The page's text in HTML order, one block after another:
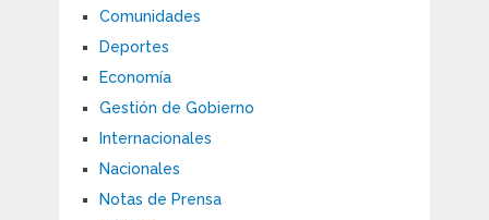
Comunidades
Deportes
Economía
Gestión de Gobierno
Internacionales
Nacionales
Notas de Prensa